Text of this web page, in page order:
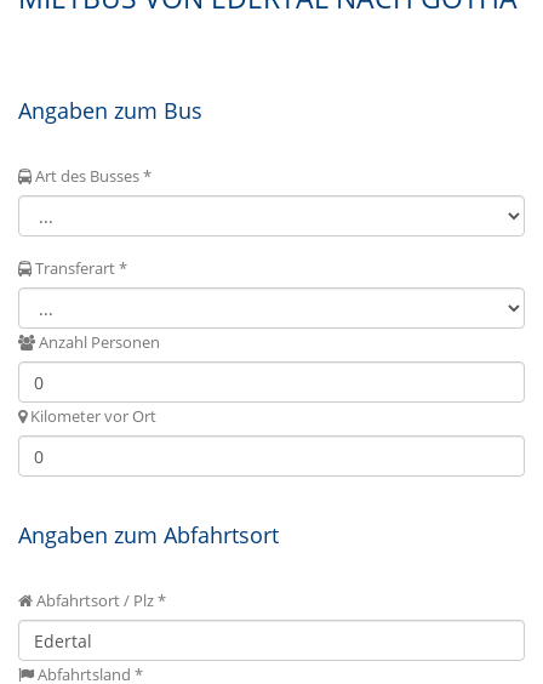
Angaben zum Bus
Art des Busses *
Transferart *
Anzahl Personen
Kilometer vor Ort
Angaben zum Abfahrtsort
Abfahrtsort / Plz *
Abfahrtsland *